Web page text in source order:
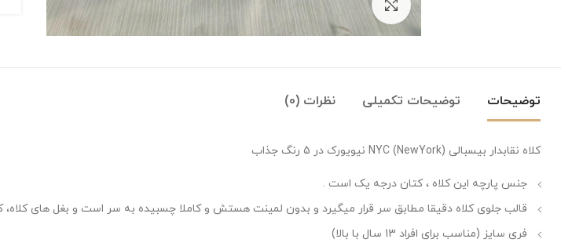
بزرگنمایی تصویر
توضیحات توضیحات تکمیلی نظرات (0)
کلاه نقابدار بیسبالی NYC (NewYork) نیویورک در 5 رنگ جذاب
جنس پارچه این کلاه ، کتان درجه یک است .
قالب جلوی کلاه دقیقا مطابق سر قرار میگیرد و بدون لمینت هستش و کاملا چسبیده به سر است و بغل های
فری سایز (مناسب برای افراد 13 سال با بالا)